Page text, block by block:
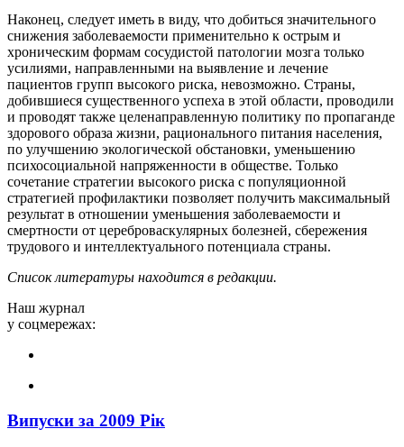
Наконец, следует иметь в виду, что добиться значительного
снижения заболеваемости применительно к острым и
хроническим формам сосудистой патологии мозга только
усилиями, направленными на выявление и лечение
пациентов групп высокого риска, невозможно. Страны,
добившиеся существенного успеха в этой области, проводили
и проводят также целенаправленную политику по пропаганде
здорового образа жизни, рационального питания населения,
по улучшению экологической обстановки, уменьшению
психосоциальной напряженности в обществе. Только
сочетание стратегии высокого риска с популяционной
стратегией профилактики позволяет получить максимальный
результат в отношении уменьшения заболеваемости и
смертности от цереброваскулярных болезней, сбережения
трудового и интеллектуального потенциала страны.
Cписок литературы находится в редакции.
Наш журнал
у соцмережах:
Випуски за 2009 Рік